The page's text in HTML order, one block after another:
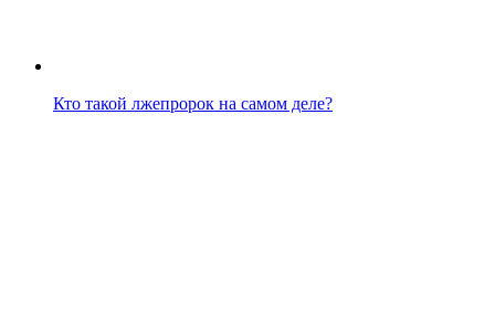
Кто такой лжепророк на самом деле?